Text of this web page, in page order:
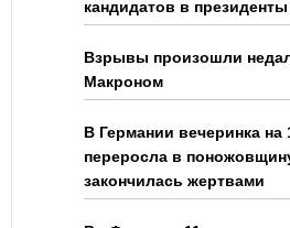
кандидатов в
Взрывы произошли
Макроном
В Германии вечеринка на
переросла в
закончилась жертвами